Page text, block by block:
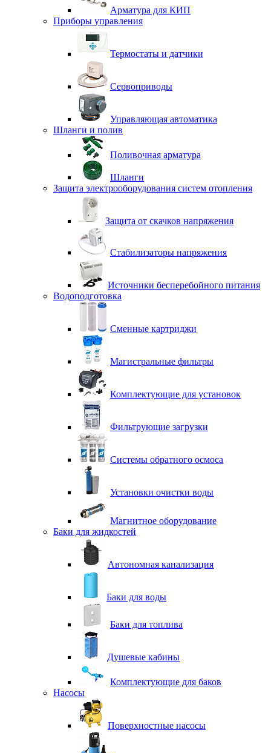
Арматура для КИП
Приборы управления
Термостаты и датчики
Сервоприводы
Управляющая автоматика
Шланги и полив
Поливочная арматура
Шланги
Защита электрооборудования систем отопления
Защита от скачков напряжения
Стабилизаторы напряжения
Источники бесперебойного питания
Водоподготовка
Сменные картриджи
Магистральные фильтры
Комплектующие для установок
Фильтрующие загрузки
Системы обратного осмоса
Установки очистки воды
Магнитное оборудование
Баки для жидкостей
Автономная канализация
Баки для воды
Баки для топлива
Душевые кабины
Комплектующие для баков
Насосы
Поверхностные насосы